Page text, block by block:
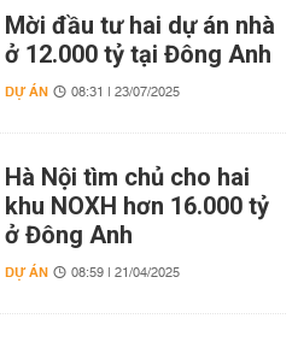
Mời đầu tư hai dự án nhà
ở 12.000 tỷ tại Đông Anh
DỰ ÁN 08:31 | 23/07/2025
Hà Nội tìm chủ cho hai
khu NOXH hơn 16.000 tỷ
ở Đông Anh
DỰ ÁN 08:59 | 21/04/2025